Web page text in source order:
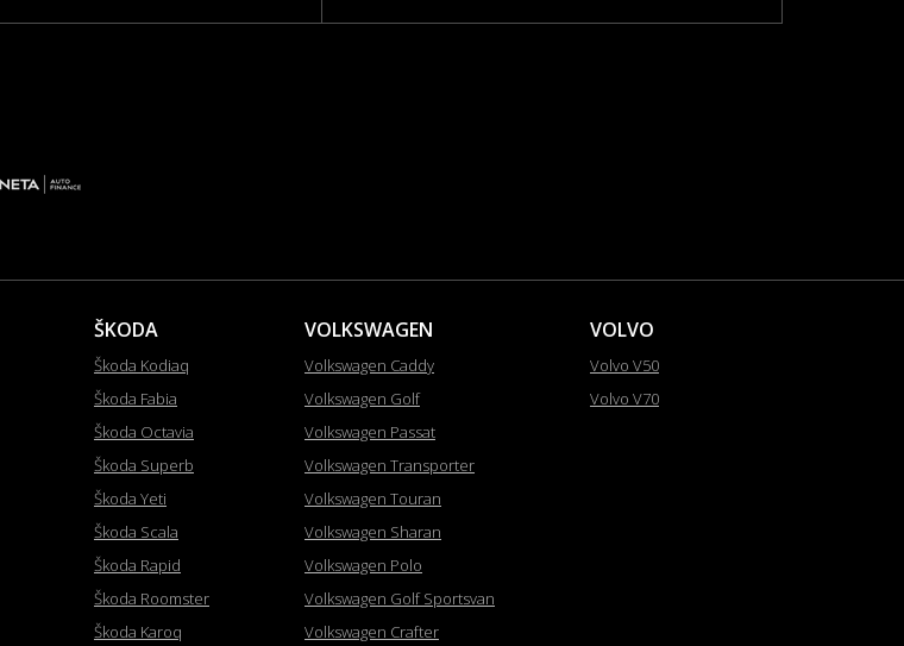
ŠKODA
Škoda Kodiaq
Škoda Fabia
Škoda Octavia
Škoda Superb
Škoda Yeti
Škoda Scala
Škoda Rapid
Škoda Roomster
Škoda Karoq
VOLKSWAGEN
Volkswagen Caddy
Volkswagen Golf
Volkswagen Passat
Volkswagen Transporter
Volkswagen Touran
Volkswagen Sharan
Volkswagen Polo
Volkswagen Golf Sportsvan
Volkswagen Crafter
VOLVO
Volvo V50
Volvo V70